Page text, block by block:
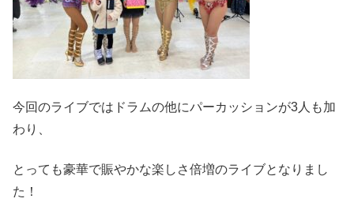
今回のライブではドラムの他にパーカッションが3人も加
わり、
とっても豪華で賑やかな楽しさ倍増のライブとなりまし
た！